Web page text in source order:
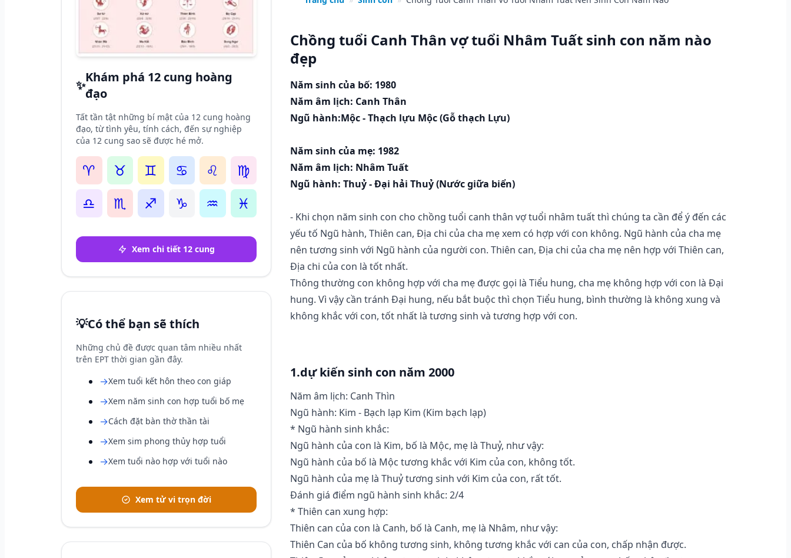
✨
Khám phá 12 cung hoàng
đạo
Tất tần tật những bí mật của 12 cung hoàng
đạo, từ tình yêu, tính cách, đến sự nghiệp
của 12 cung sao sẽ được hé mở.
♈ ♉ ♊ ♋ ♌
♍
♎
♏ ♐ ♑ ♒ ♓
Xem chi tiết 12 cung
💡Có thể bạn sẽ thích
Những chủ đề được quan tâm nhiều nhất
trên EPT thời gian gần đây.
→Xem tuổi kết hôn theo con giáp
→Xem năm sinh con hợp tuổi bố mẹ
→Cách đặt bàn thờ thần tài
→Xem sim phong thủy hợp tuổi
→Xem tuổi nào hợp với tuổi nào
Xem tử vi trọn đời
Chồng tuổi Canh Thân vợ tuổi Nhâm Tuất sinh con năm nào
đẹp
Năm sinh của bố: 1980
Năm âm lịch: Canh Thân
Ngũ hành:Mộc - Thạch lựu Mộc (Gỗ thạch Lựu)
Năm sinh của mẹ: 1982
Năm âm lịch: Nhâm Tuất
Ngũ hành: Thuỷ - Đại hải Thuỷ (Nước giữa biển)
- Khi chọn năm sinh con cho chồng tuổi canh thân vợ tuổi nhâm tuất thì chúng ta cần để ý đến các
yếu tố Ngũ hành, Thiên can, Địa chi của cha mẹ xem có hợp với con không. Ngũ hành của cha mẹ
nên tương sinh với Ngũ hành của người con. Thiên can, Địa chi của cha mẹ nên hợp với Thiên can,
Địa chi của con là tốt nhất.
Thông thường con không hợp với cha mẹ được gọi là Tiểu hung, cha mẹ không hợp với con là Đại
hung. Vì vậy cần tránh Đại hung, nếu bắt buộc thì chọn Tiểu hung, bình thường là không xung và
không khắc với con, tốt nhất là tương sinh và tương hợp với con.
1.dự kiến sinh con năm 2000
Năm âm lịch: Canh Thìn
Ngũ hành: Kim - Bạch lạp Kim (Kim bạch lạp)
* Ngũ hành sinh khắc:
Ngũ hành của con là Kim, bố là Mộc, mẹ là Thuỷ, như vậy:
Ngũ hành của bố là Mộc tương khắc với Kim của con, không tốt.
Ngũ hành của mẹ là Thuỷ tương sinh với Kim của con, rất tốt.
Đánh giá điểm ngũ hành sinh khắc: 2/4
* Thiên can xung hợp:
Thiên can của con là Canh, bố là Canh, mẹ là Nhâm, như vậy:
Thiên Can của bố không tương sinh, không tương khắc với can của con, chấp nhận được.